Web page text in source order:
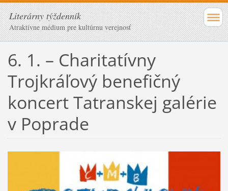
Literárny týždenník
Atraktívne médium pre kultúrnu verejnosť
6. 1. – Charitatívny
Trojkráľový benefičný
koncert Tatranskej galérie
v Poprade